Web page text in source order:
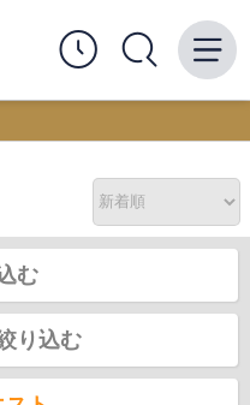
む
り込む